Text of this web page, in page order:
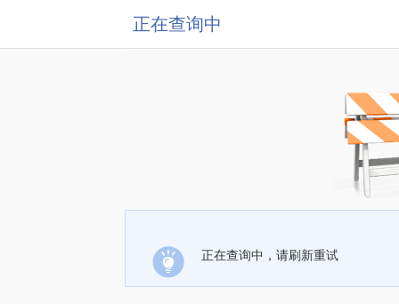
正在查询中
正在查询中，请刷新重试